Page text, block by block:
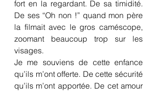
fort en la regardant. De sa timidité.
De ses “Oh non !” quand mon père
la filmait avec le gros caméscope,
zoomant beaucoup trop sur les
visages.
Je me souviens de cette enfance
qu’ils m’ont offerte. De cette sécurité
qu’ils m’ont apportée. De cet amour